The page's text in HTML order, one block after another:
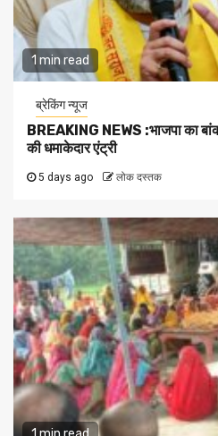
1 min read
ब्रेकिंग न्यूज
BREAKING NEWS :भाजपा का
की धमाकेदार एंट्री
5 days ago लोक दस्तक